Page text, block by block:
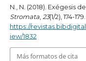
N., N. (2018). Exégesis
Stromata,23(1/2), 174-179.
https://
iew/1832
Más formatos de cita